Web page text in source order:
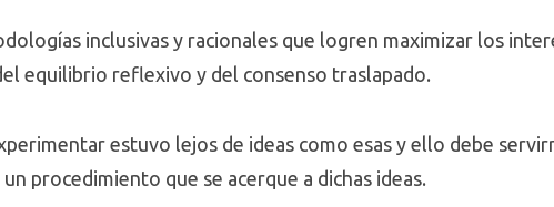
inclusivas y racionales que logren maximizar los
equilibrio reflexivo y del consenso traslapado.
estuvo lejos de ideas como esas y ello debe
procedimiento que se acerque a dichas ideas.